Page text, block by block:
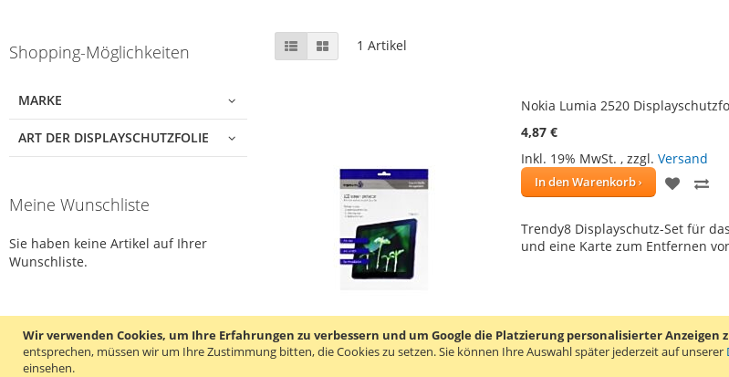
Wir verwenden Cookies, um Ihre Erfahrungen zu verbessern und um Google die Platzierung personalisierter Anzeigen
entsprechen, müssen wir um Ihre Zustimmung bitten, die Cookies zu setzen.Sie können Ihre Auswahl später jederzeit auf unserer
einsehen.
to
list
Shopping-Möglichkeiten
MARKE
ART DER DISPLAYSCHUTZFOLIE
Anzeigen
als
ListeListe 1 Artikel
Nokia Lumia 2520
4,87 €
Inkl. 19% MwSt. , zzgl. Versand
In den Warenkorb
ZUR
Trendy8 Displayschutz-Set für
und eine Karte zum Entfernen
Meine Wunschliste
Sie haben keine Artikel auf Ihrer
Wunschliste.